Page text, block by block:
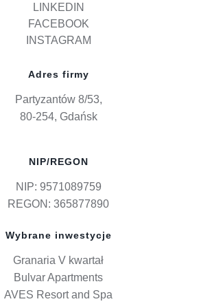
LINKEDIN
FACEBOOK
INSTAGRAM
Adres firmy
Partyzantów 8/53,
80-254, Gdańsk
NIP/REGON
NIP: 9571089759
REGON: 365877890
Wybrane inwestycje
Granaria V kwartał
Bulvar Apartments
AVES Resort and Spa